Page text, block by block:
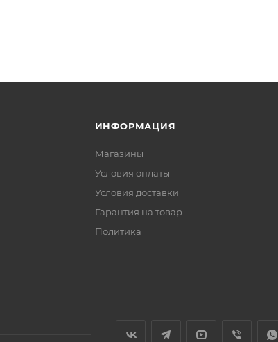
ИНФОРМАЦИЯ
Магазины
Условия оплаты
Условия доставки
Гарантия на товар
Политика